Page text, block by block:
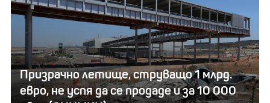
Призрачно летище, струващо 1 млрд.
евро, не успя да се продаде и за 10 000